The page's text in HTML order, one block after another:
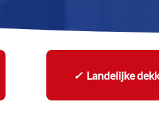
✓ Landelijke